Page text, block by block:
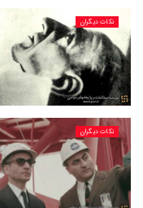
نکات دیگران
نکات دیگران